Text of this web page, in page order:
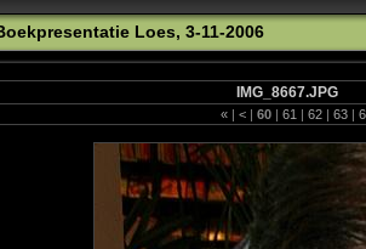
Loes, 3-11-2006
IMG_8667.JPG
« | < | 60 | 61 | 62 | 63 |